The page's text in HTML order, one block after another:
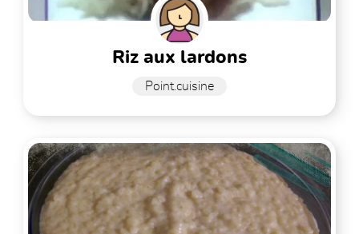
riz aux lardons
Point.cuisine